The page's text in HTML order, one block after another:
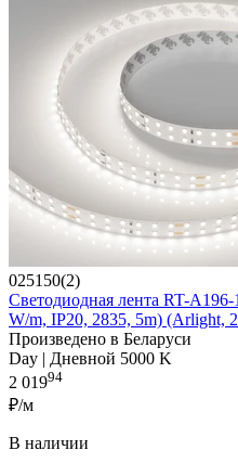
025150(2)
Светодиодная лента RT-
W/m, IP20, 2835, 5m) (Arlight,
Произведено в Беларуси
Day | Дневной 5000 K
2 01994
₽/м
В наличии